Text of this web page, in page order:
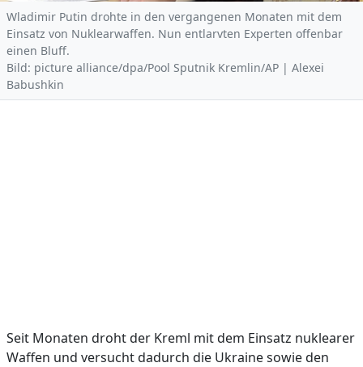
Wladimir Putin drohte in den vergangenen Monaten mit dem
Einsatz von Nuklearwaffen. Nun entlarvten Experten offenbar
einen Bluff.
Bild: picture alliance/dpa/Pool Sputnik Kremlin/AP | Alexei
Babushkin
Seit Monaten droht der Kreml mit dem Einsatz nuklearer
Waffen und versucht dadurch die Ukraine sowie den